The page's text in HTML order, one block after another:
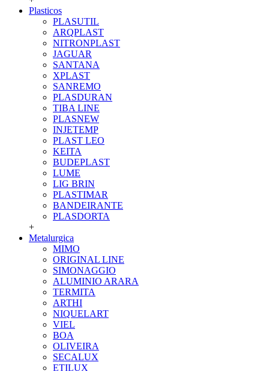
Plasticos
PLASUTIL
ARQPLAST
NITRONPLAST
JAGUAR
SANTANA
XPLAST
SANREMO
PLASDURAN
TIBA LINE
PLASNEW
INJETEMP
PLAST LEO
KEITA
BUDEPLAST
LUME
LIG BRIN
PLASTIMAR
BANDEIRANTE
PLASDORTA
+
Metalurgica
MIMO
ORIGINAL LINE
SIMONAGGIO
ALUMINIO ARARA
TERMITA
ARTHI
NIQUELART
VIEL
BOA
OLIVEIRA
SECALUX
ETILUX